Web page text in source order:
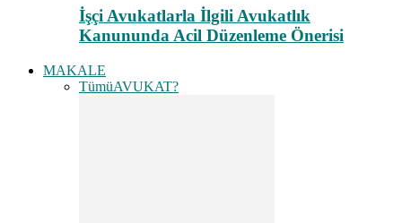
İşçi Avukatlarla İlgili Avukatlık
Kanununda Acil Düzenleme Önerisi
MAKALE
TümüAVUKAT?